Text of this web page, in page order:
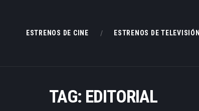
ESTRENOS DE CINE ESTRENOS DE TELEVISIÓN
TAG: EDITORIAL
ARTÍCULOS